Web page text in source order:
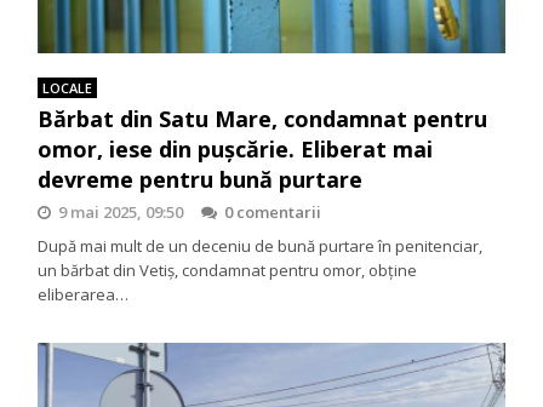
LOCALE
Bărbat din Satu Mare, condamnat pentru
omor, iese din pușcărie. Eliberat mai
devreme pentru bună purtare
9 mai 2025, 09:50
0 comentarii
După mai mult de un deceniu de bună purtare în penitenciar,
un bărbat din Vetiș, condamnat pentru omor, obține
eliberarea…